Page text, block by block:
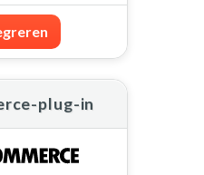
plug-in